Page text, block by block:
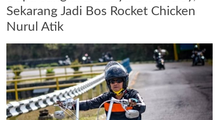
Sekarang Jadi Bos Rocket Chicken
Nurul Atik